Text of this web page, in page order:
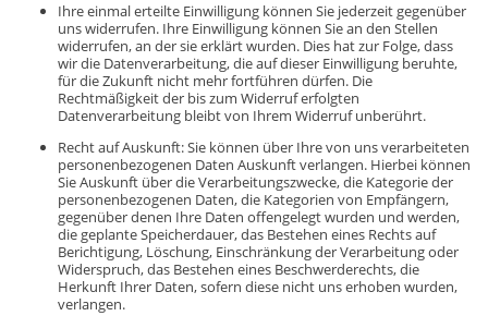
Ihre einmal erteilte Einwilligung können Sie jederzeit gegenüber
uns widerrufen. Ihre Einwilligung können Sie an den Stellen
widerrufen, an der sie erklärt wurden. Dies hat zur Folge, dass
wir die Datenverarbeitung, die auf dieser Einwilligung beruhte,
für die Zukunft nicht mehr fortführen dürfen. Die
Rechtmäßigkeit der bis zum Widerruf erfolgten
Datenverarbeitung bleibt von Ihrem Widerruf unberührt.
Recht auf Auskunft: Sie können über Ihre von uns verarbeiteten
personenbezogenen Daten Auskunft verlangen. Hierbei können
Sie Auskunft über die Verarbeitungszwecke, die Kategorie der
personenbezogenen Daten, die Kategorien von Empfängern,
gegenüber denen Ihre Daten offengelegt wurden und werden,
die geplante Speicherdauer, das Bestehen eines Rechts auf
Berichtigung, Löschung, Einschränkung der Verarbeitung oder
Widerspruch, das Bestehen eines Beschwerderechts, die
Herkunft Ihrer Daten, sofern diese nicht uns erhoben wurden,
verlangen.